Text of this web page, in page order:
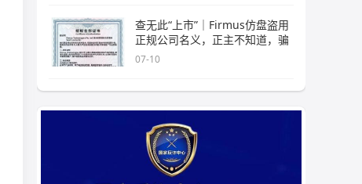
查无此“上市”｜Firmus仿盘盗用
正规公司名义，正主不知道，骗
07-10